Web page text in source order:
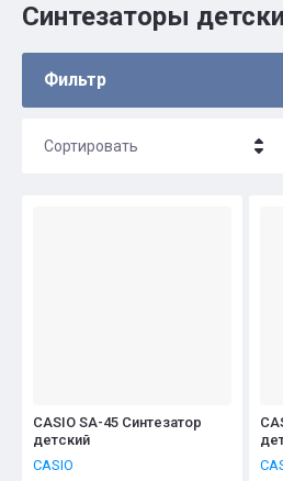
Синтезаторы
Фильтр
Сортировать
CASIO SA-45 Синтезатор
детский
CASIO